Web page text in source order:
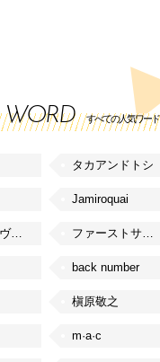
WORD すべての人気ワード
タカアンドトシ
Jamiroquai
ヴィレッジヴァンガード ファーストサマーウイカ
back number
槇原敬之
m·a·c